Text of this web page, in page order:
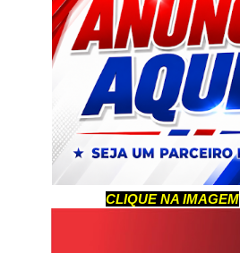
CLIQUE NA IMAGEM